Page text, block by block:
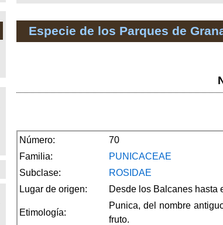
Especie de los Parques de
Número:
70
Familia:
PUNICACEAE
Subclase:
ROSIDAE
Lugar de origen:
Desde los Balcanes hasta
Etimología:
Punica, del nombre
fruto.